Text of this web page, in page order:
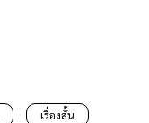
เรื่องสั้น